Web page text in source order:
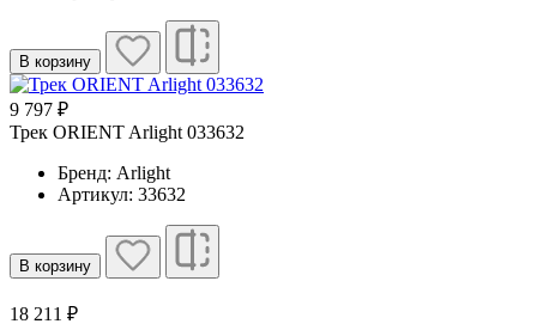
В корзину
9 797 ₽
Трек ORIENT Arlight 033632
Бренд: Arlight
Артикул: 33632
В корзину
18 211 ₽